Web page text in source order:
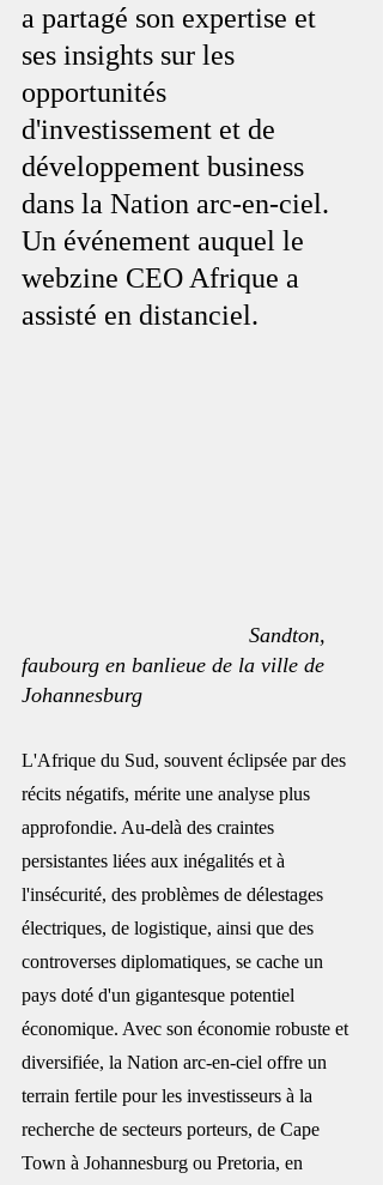
a partagé son expertise et
ses insights sur les
opportunités
d'investissement et de
développement business
dans la Nation arc-en-ciel.
Un événement auquel le
webzine CEO Afrique a
assisté en distanciel.
faubourg en banlieue de la ville de
Johannesburg
L'Afrique du Sud, souvent éclipsée par des
récits négatifs, mérite une analyse plus
approfondie. Au-delà des craintes
persistantes liées aux inégalités et à
l'insécurité, des problèmes de délestages
électriques, de logistique, ainsi que des
controverses diplomatiques, se cache un
pays doté d'un gigantesque potentiel
économique. Avec son économie robuste et
diversifiée, la Nation arc-en-ciel offre un
terrain fertile pour les investisseurs à la
recherche de secteurs porteurs, de Cape
Town à Johannesburg ou Pretoria, en